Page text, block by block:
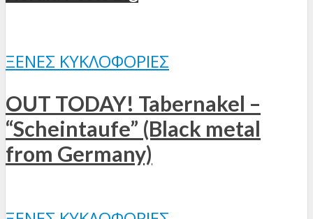
ΞΈΝΕΣ ΚΥΚΛΟΦΟΡΊΕΣ
OUT TODAY! Tabernakel –
“Scheintaufe” (Black metal
from Germany)